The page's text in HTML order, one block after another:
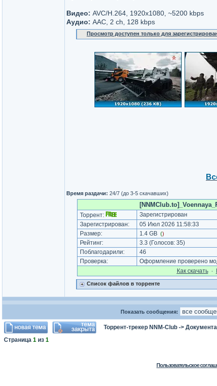
Видео: AVC/H.264, 1920x1080, ~5200 kbps
Аудио: AAC, 2 ch, 128 kbps
Просмотр доступен только для
Время раздачи: 24/7 (до 3-5 скачавших)
Торрент:
Зарегистрирован
Зарегистрирован:
05 Июл 2026 11:58:33
Размер:
1.4 GB ()
Рейтинг: 3.3 (Голосов: 35)
Поблагодарили:
46
Проверка:
Оформление проверено
Как cкачать·
Список файлов в торренте
Показать сообщения:
Торрент-трекер NNM-Club ->
Страница 1 из 1
Пользовательское